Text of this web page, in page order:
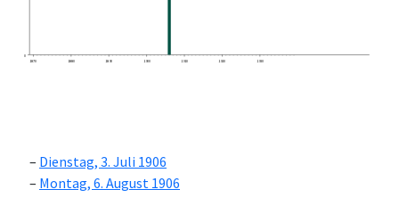
0
1870
1880 1890 1900 1910 1920 1930
Dienstag, 3. Juli 1906
Montag, 6. August 1906